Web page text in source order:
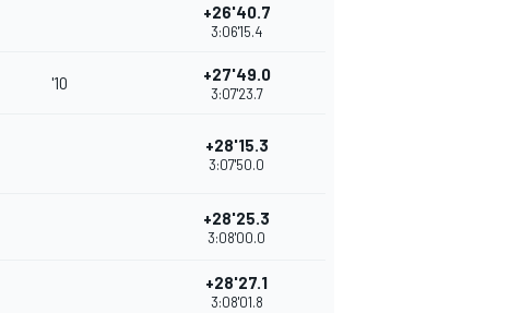
+26'40.7
3:06'15.4
'10 +27'49.0
3:07'23.7
+28'15.3
3:07'50.0
+28'25.3
3:08'00.0
+28'27.1
3:08'01.8